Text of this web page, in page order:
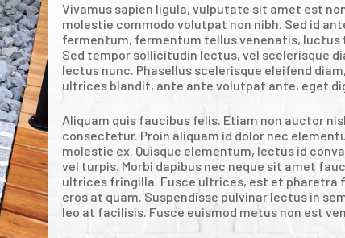
Vivamus sapien ligula, vulputate sit amet est
molestie commodo volutpat non nibh. Sed id
fermentum, fermentum tellus venenatis,
Sed tempor sollicitudin lectus, vel scelerisque
lectus nunc. Phasellus scelerisque eleifend
ultrices blandit, ante ante volutpat ante, eget
Aliquam quis faucibus felis. Etiam non auctor
consectetur. Proin aliquam id dolor nec
molestie ex. Quisque elementum, lectus id
vel turpis. Morbi dapibus nec neque sit amet
ultrices fringilla. Fusce ultrices, est et pharetra
eros at quam. Suspendisse pulvinar lectus in
leo at facilisis. Fusce euismod metus non est